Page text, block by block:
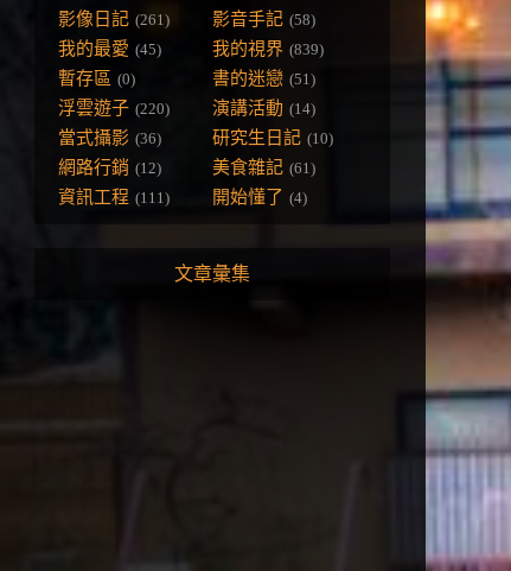
影像日記 (261) 影音手記 (58)
我的最愛 (45) 我的視界 (839)
暫存區 (0) 書的迷戀 (51)
浮雲遊子 (220) 演講活動 (14)
當式攝影 (36) 研究生日記 (10)
網路行銷 (12) 美食雜記 (61)
資訊工程 (111) 開始懂了 (4)
文章彙集